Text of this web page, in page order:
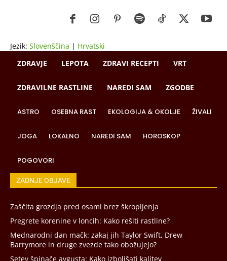
Jezik: Slovenščina | Hrvatski
ZDRAVJE
LEPOTA ZDRAVI RECEPTI VRT
ZDRAVILNE RASTLINE NAREDI SAM ZGODBE
ASTRO OSEBNA RAST EKOLOGIJA & OKOLJE ŽIVALI
JOGA LOKALNO NAREDI SAM HOROSKOP
POGOVORI
ZADNJE OBJAVE
Zaščita grozdja pred osami brez škropljenja
Pregrete korenine v loncih: Kako rešiti rastline?
Mednarodni dan mačk: zakaj jih Taylor Swift, Drew
Barrymore in druge zvezde tako obožujejo?
Setev špinače avgusta: Kako izboljšati kalitev